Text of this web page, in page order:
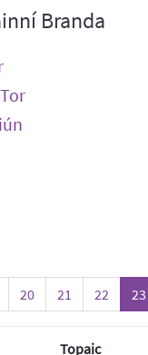
Branda
20 21 22 23
Topaic